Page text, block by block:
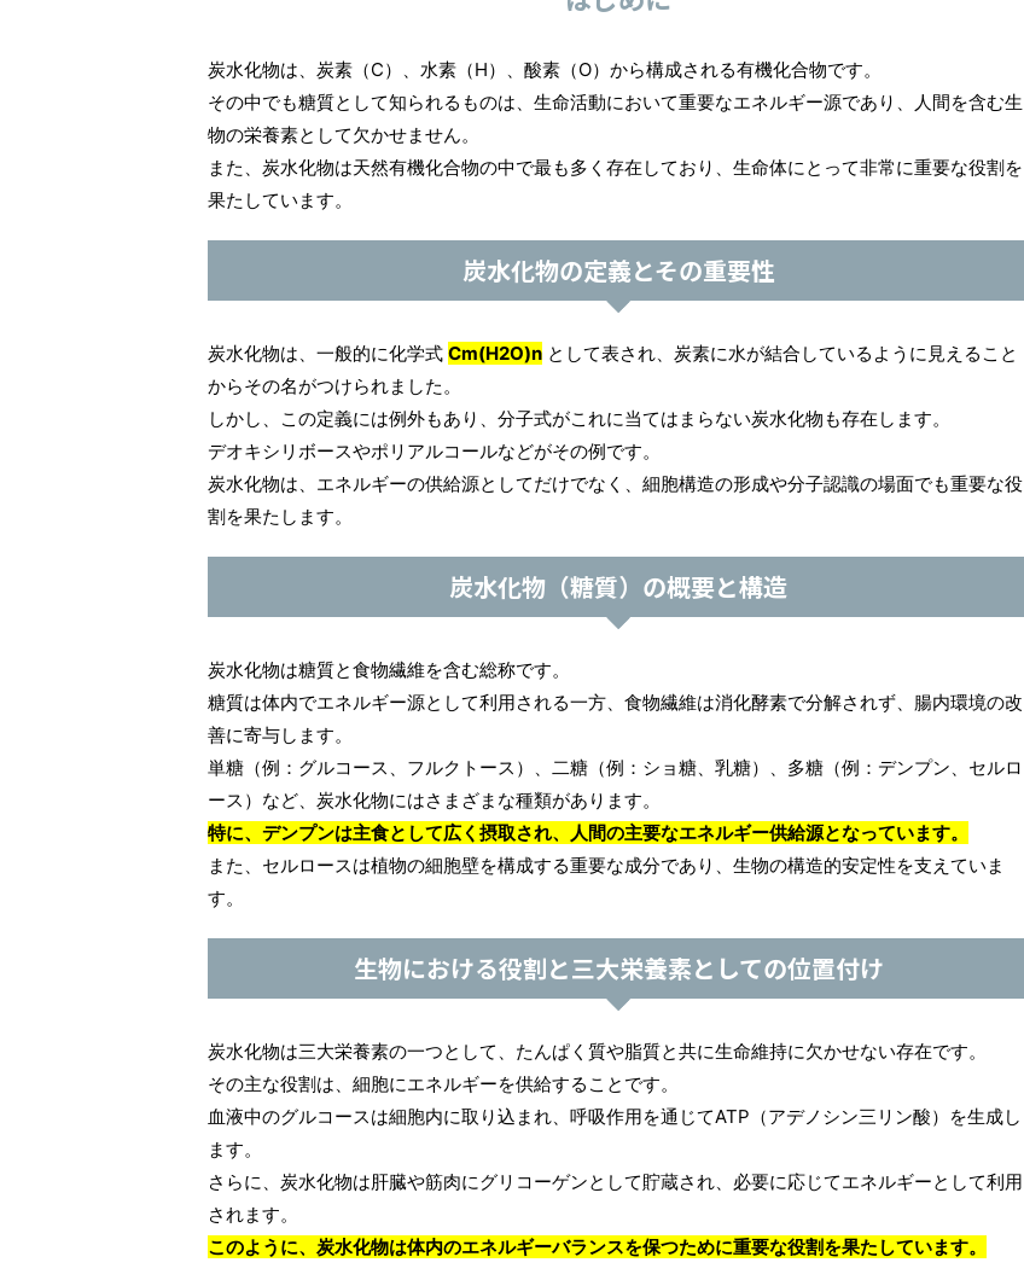
炭水化物は、炭素（C）、水素（H）、酸素（O）から構成される有機化合物です。
その中でも糖質として知られるものは、生命活動において重要なエネルギー源であり、人間を含む生
物の栄養素として欠かせません。
また、炭水化物は天然有機化合物の中で最も多く存在しており、生命体にとって非常に重要な役割を
果たしています。
炭水化物の定義とその重要性
炭水化物は、一般的に化学式 Cm(H2O)n として表され、炭素に水が結合しているように見えること
からその名がつけられました。
しかし、この定義には例外もあり、分子式がこれに当てはまらない炭水化物も存在します。
デオキシリボースやポリアルコールなどがその例です。
炭水化物は、エネルギーの供給源としてだけでなく、細胞構造の形成や分子認識の場面でも重要な役
割を果たします。
炭水化物（糖質）の概要と構造
炭水化物は糖質と食物繊維を含む総称です。
糖質は体内でエネルギー源として利用される一方、食物繊維は消化酵素で分解されず、腸内環境の改
善に寄与します。
単糖（例：グルコース、フルクトース）、二糖（例：ショ糖、乳糖）、多糖（例：デンプン、セルロ
ース）など、炭水化物にはさまざまな種類があります。
特に、デンプンは主食として広く摂取され、人間の主要なエネルギー供給源となっています。
また、セルロースは植物の細胞壁を構成する重要な成分であり、生物の構造的安定性を支えていま
す。
生物における役割と三大栄養素としての位置付け
炭水化物は三大栄養素の一つとして、たんぱく質や脂質と共に生命維持に欠かせない存在です。
その主な役割は、細胞にエネルギーを供給することです。
血液中のグルコースは細胞内に取り込まれ、呼吸作用を通じてATP（アデノシン三リン酸）を生成し
ます。
さらに、炭水化物は肝臓や筋肉にグリコーゲンとして貯蔵され、必要に応じてエネルギーとして利用
されます。
このように、炭水化物は体内のエネルギーバランスを保つために重要な役割を果たしています。